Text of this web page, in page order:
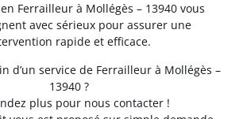
Ferrailleur à Mollégès – 13940 vous
avec sérieux pour assurer une
rapide et efficace.
d’un service de Ferrailleur à Mollégès –
13940 ?
plus pour nous contacter !